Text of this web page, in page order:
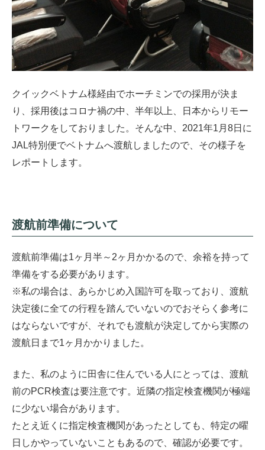
クイックベトナム様経由でホーチミンでの採用が決ま
り、採用後はコロナ禍の中、半年以上、日本からリモー
トワークをしておりました。そんな中、2021年1月8日に
JAL特別便でベトナムへ渡航しましたので、その様子を
レポートします。
渡航前準備について
渡航前準備は1ヶ月半～2ヶ月かかるので、余裕を持って
準備をする必要があります。
※私の場合は、あらかじめ入国許可を取っており、渡航
決定後に全ての行程を踏んでいないのでおそらく参考に
はならないですが、それでも渡航が決定してから実際の
渡航日まで1ヶ月かかりました。
また、私のように田舎に住んでいる人にとっては、渡航
前のPCR検査は要注意です。近隣の指定検査機関が極端
に少ない場合があります。
たとえ近くに指定検査機関があったとしても、特定の曜
日しかやっていないこともあるので、確認が必要です。